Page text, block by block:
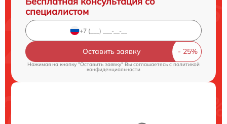
специалистом
Оставить заявку
Нажимая на кнопку "Оставить заявку" Вы соглашаетесь c политикой
конфиденциальности